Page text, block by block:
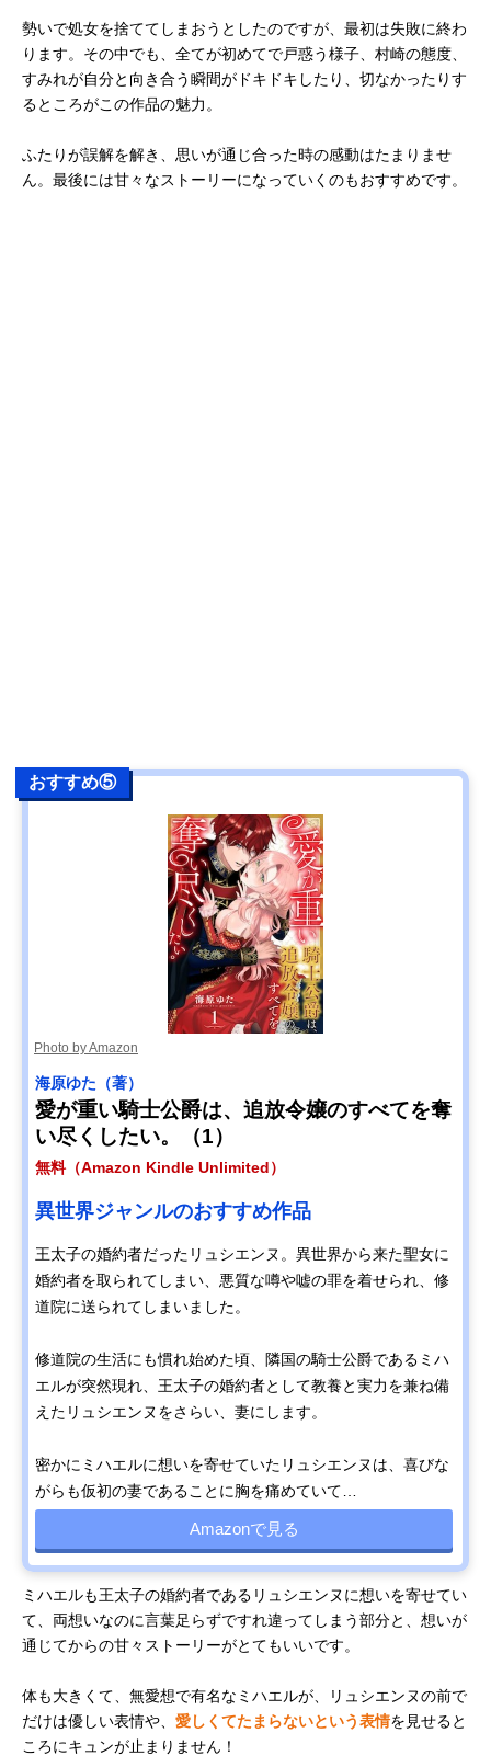
勢いで処女を捨ててしまおうとしたのですが、最初は失敗に終わ
ります。その中でも、全てが初めてで戸惑う様子、村崎の態度、
すみれが自分と向き合う瞬間がドキドキしたり、切なかったりす
るところがこの作品の魅力。
ふたりが誤解を解き、思いが通じ合った時の感動はたまりませ
ん。最後には甘々なストーリーになっていくのもおすすめです。
おすすめ⑤
Photo by Amazon
海原ゆた（著）
愛が重い騎士公爵は、追放令嬢のすべてを奪
い尽くしたい。（1）
無料（Amazon Kindle Unlimited）
異世界ジャンルのおすすめ作品
王太子の婚約者だったリュシエンヌ。異世界から来た聖女に
婚約者を取られてしまい、悪質な噂や嘘の罪を着せられ、修
道院に送られてしまいました。
修道院の生活にも慣れ始めた頃、隣国の騎士公爵であるミハ
エルが突然現れ、王太子の婚約者として教養と実力を兼ね備
えたリュシエンヌをさらい、妻にします。
密かにミハエルに想いを寄せていたリュシエンヌは、喜びな
がらも仮初の妻であることに胸を痛めていて…
Amazonで見る
ミハエルも王太子の婚約者であるリュシエンヌに想いを寄せてい
て、両想いなのに言葉足らずですれ違ってしまう部分と、想いが
通じてからの甘々ストーリーがとてもいいです。
体も大きくて、無愛想で有名なミハエルが、リュシエンヌの前で
だけは優しい表情や、 愛しくてたまらないという表情を見せると
ころにキュンが止まりません！